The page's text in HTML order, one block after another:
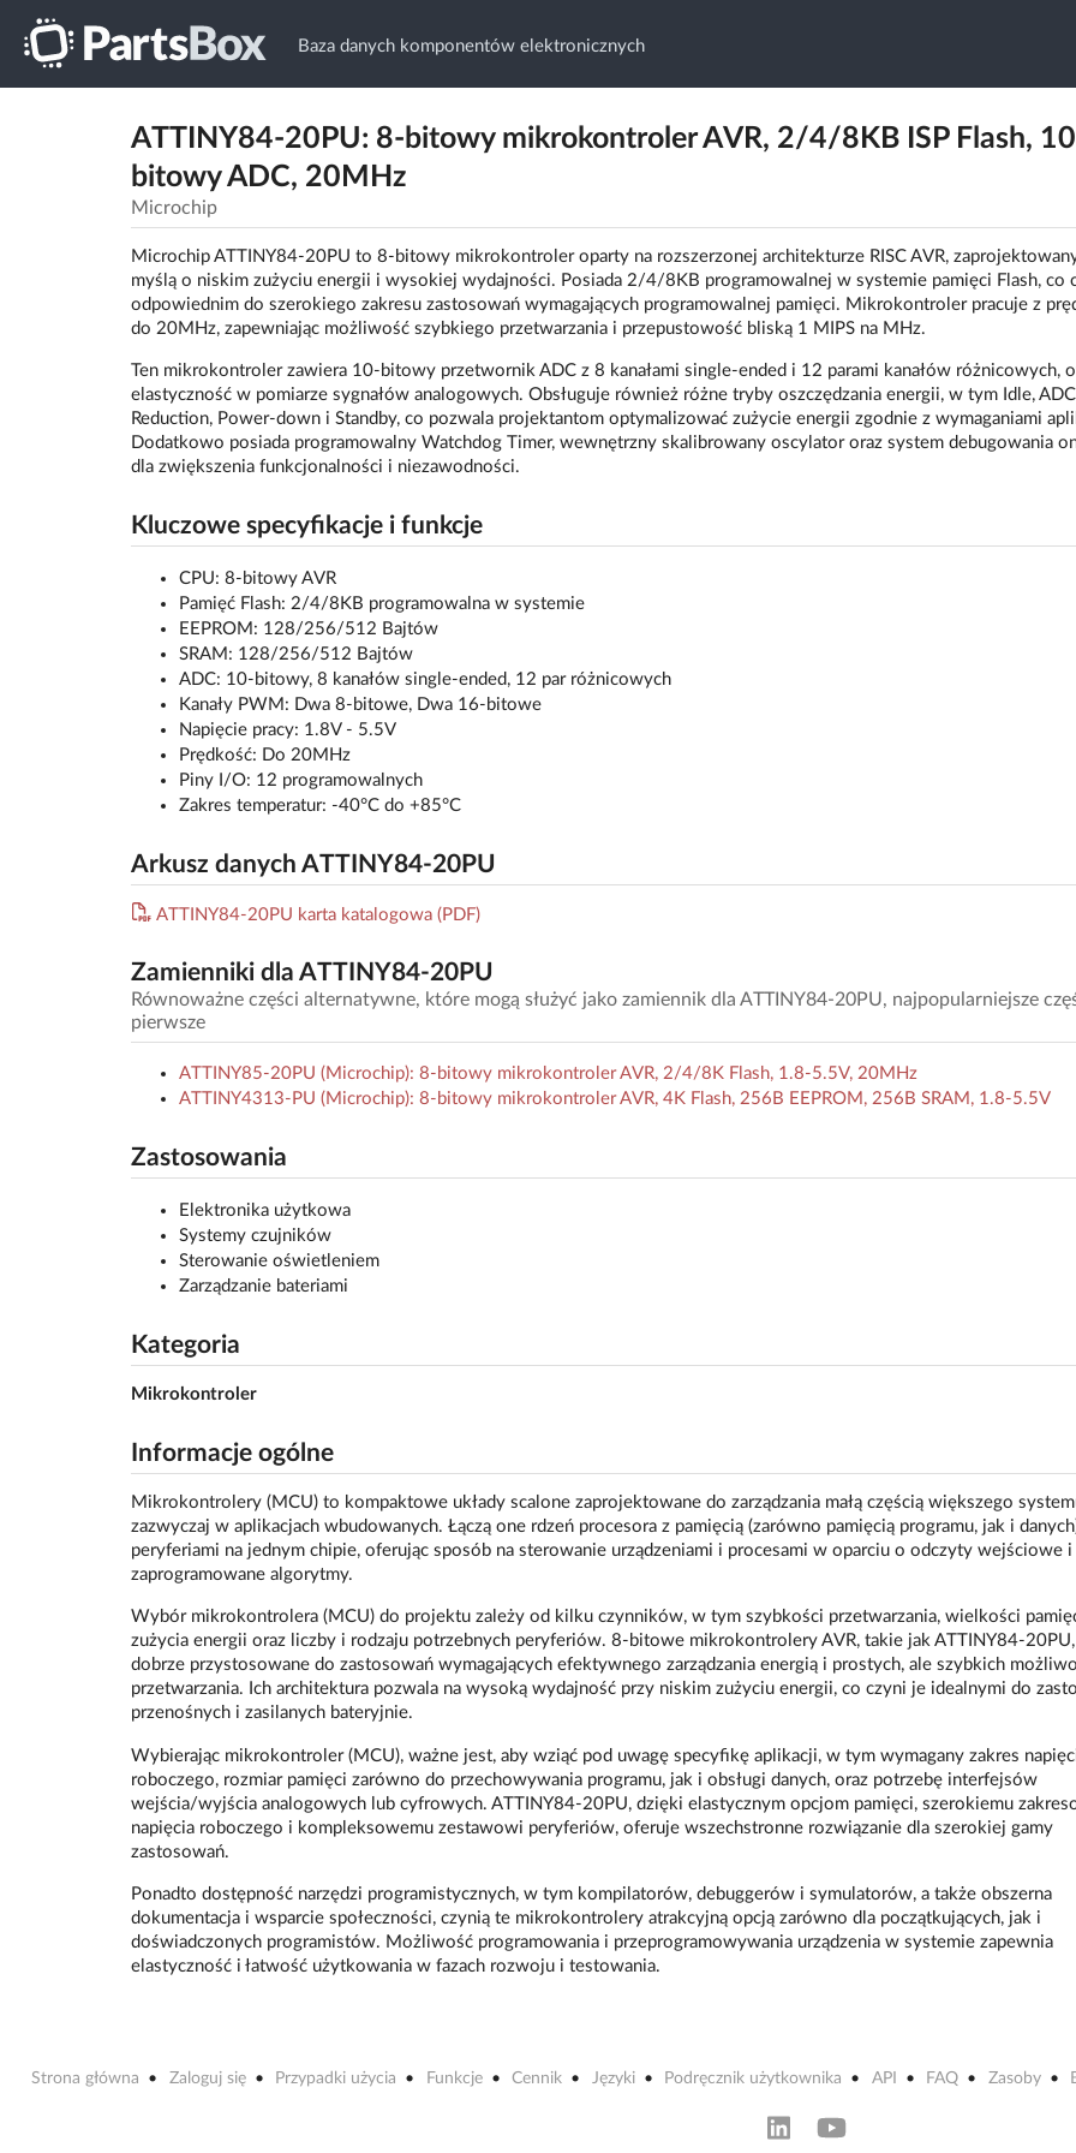
Baza danych komponentów elektronicznych
ATTINY84-20PU: 8-bitowy mikrokontroler AVR, 2/4/8KB ISP Flash,
bitowy ADC, 20MHz
Microchip
Microchip ATTINY84-20PU to 8-bitowy mikrokontroler oparty na rozszerzonej architekturze RISC AVR,
myślą o niskim zużyciu energii i wysokiej wydajności. Posiada 2/4/8KB programowalnej w systemie pamięci Flash, co
odpowiednim do szerokiego zakresu zastosowań wymagających programowalnej pamięci. Mikrokontroler pracuje z
do 20MHz, zapewniając możliwość szybkiego przetwarzania i przepustowość bliską 1 MIPS na MHz.
Ten mikrokontroler zawiera 10-bitowy przetwornik ADC z 8 kanałami single-ended i 12 parami kanałów różnicowych,
elastyczność w pomiarze sygnałów analogowych. Obsługuje również różne tryby oszczędzania energii, w tym Idle,
Reduction, Power-down i Standby, co pozwala projektantom optymalizować zużycie energii zgodnie z wymaganiami
Dodatkowo posiada programowalny Watchdog Timer, wewnętrzny skalibrowany oscylator oraz system debugowania
dla zwiększenia funkcjonalności i niezawodności.
Kluczowe specyfikacje i funkcje
CPU: 8-bitowy AVR
Pamięć Flash: 2/4/8KB programowalna w systemie
EEPROM: 128/256/512 Bajtów
SRAM: 128/256/512 Bajtów
ADC: 10-bitowy, 8 kanałów single-ended, 12 par różnicowych
Kanały PWM: Dwa 8-bitowe, Dwa 16-bitowe
Napięcie pracy: 1.8V - 5.5V
Prędkość: Do 20MHz
Piny I/O: 12 programowalnych
Zakres temperatur: -40°C do +85°C
Arkusz danych ATTINY84-20PU
ATTINY84-20PU karta katalogowa (PDF)
Zamienniki dla ATTINY84-20PU
Równoważne części alternatywne, które mogą służyć jako zamiennik dla ATTINY84-20PU, najpopularniejsze
pierwsze
ATTINY85-20PU (Microchip): 8-bitowy mikrokontroler AVR, 2/4/8K Flash, 1.8-5.5V, 20MHz
ATTINY4313-PU (Microchip): 8-bitowy mikrokontroler AVR, 4K Flash, 256B EEPROM, 256B SRAM, 1.8-5.5V
Zastosowania
Elektronika użytkowa
Systemy czujników
Sterowanie oświetleniem
Zarządzanie bateriami
Kategoria
Mikrokontroler
Informacje ogólne
Mikrokontrolery (MCU) to kompaktowe układy scalone zaprojektowane do zarządzania małą częścią większego
zazwyczaj w aplikacjach wbudowanych. Łączą one rdzeń procesora z pamięcią (zarówno pamięcią programu, jak i
peryferiami na jednym chipie, oferując sposób na sterowanie urządzeniami i procesami w oparciu o odczyty wejściowe i
zaprogramowane algorytmy.
Wybór mikrokontrolera (MCU) do projektu zależy od kilku czynników, w tym szybkości przetwarzania, wielkości
zużycia energii oraz liczby i rodzaju potrzebnych peryferiów. 8-bitowe mikrokontrolery AVR, takie jak ATTINY84-20PU,
dobrze przystosowane do zastosowań wymagających efektywnego zarządzania energią i prostych, ale szybkich
przetwarzania. Ich architektura pozwala na wysoką wydajność przy niskim zużyciu energii, co czyni je idealnymi do
przenośnych i zasilanych bateryjnie.
Wybierając mikrokontroler (MCU), ważne jest, aby wziąć pod uwagę specyfikę aplikacji, w tym wymagany zakres
roboczego, rozmiar pamięci zarówno do przechowywania programu, jak i obsługi danych, oraz potrzebę interfejsów
wejścia/wyjścia analogowych lub cyfrowych. ATTINY84-20PU, dzięki elastycznym opcjom pamięci, szerokiemu
napięcia roboczego i kompleksowemu zestawowi peryferiów, oferuje wszechstronne rozwiązanie dla szerokiej gamy
zastosowań.
Ponadto dostępność narzędzi programistycznych, w tym kompilatorów, debuggerów i symulatorów, a także obszerna
dokumentacja i wsparcie społeczności, czynią te mikrokontrolery atrakcyjną opcją zarówno dla początkujących, jak i
doświadczonych programistów. Możliwość programowania i przeprogramowywania urządzenia w systemie zapewnia
elastyczność i łatwość użytkowania w fazach rozwoju i testowania.
Strona główna Zaloguj się Przypadki użycia Funkcje Cennik Języki Podręcznik użytkownika API FAQ Zasoby